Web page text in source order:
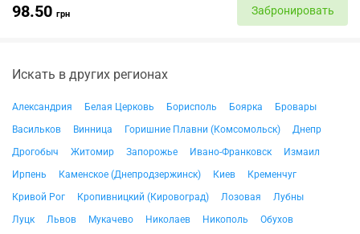
98.50 грн Забронировать
Искать в других регионах
Александрия Белая Церковь Борисполь Боярка
Бровары
Васильков
Винница Горишние Плавни (Комсомольск)
Днепр
Дрогобыч
Житомир Запорожье Ивано-Франковск
Измаил
Ирпень
Каменское (Днепродзержинск) Киев
Кременчуг
Кривой Рог
Кропивницкий (Кировоград) Лозовая
Лубны
Луцк
Львов Мукачево Николаев Никополь
Обухов